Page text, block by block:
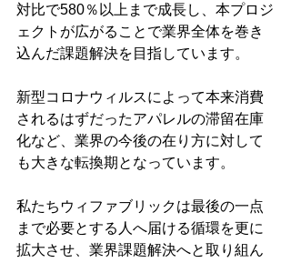
対比で580％以上まで成長し、本プロジ
ェクトが広がることで業界全体を巻き
込んだ課題解決を目指しています。
新型コロナウィルスによって本来消費
されるはずだったアパレルの滞留在庫
化など、業界の今後の在り方に対して
も大きな転換期となっています。
私たちウィファブリックは最後の一点
まで必要とする人へ届ける循環を更に
拡大させ、業界課題解決へと取り組ん